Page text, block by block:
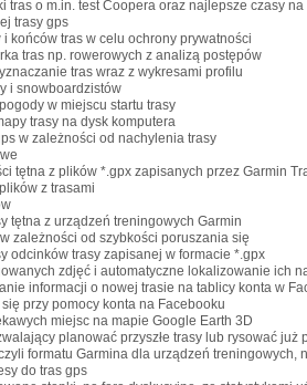
tras o m.in. test Coopera oraz najlepsze czasy
trasy gps
końców tras w celu ochrony prywatności
tras np. rowerowych z analizą postępów
tras wraz z wykresami profilu
i snowboardzistów
w miejscu startu trasy
trasy na dysk komputera
w zależności od nachylenia trasy
tętna z plików *.gpx zapisanych przez Garmin
z trasami
tętna z urządzeń treningowych Garmin
zależności od szybkości poruszania się
odcinków trasy zapisanej w formacie *.gpx
zdjęć i automatyczne lokalizowanie ich
informacji o nowej trasie na tablicy konta w
przy pomocy konta na Facebooku
miejsc na mapie Google Earth 3D
planować przyszłe trasy lub rysować
formatu Garmina dla urządzeń treningowych,
do tras gps